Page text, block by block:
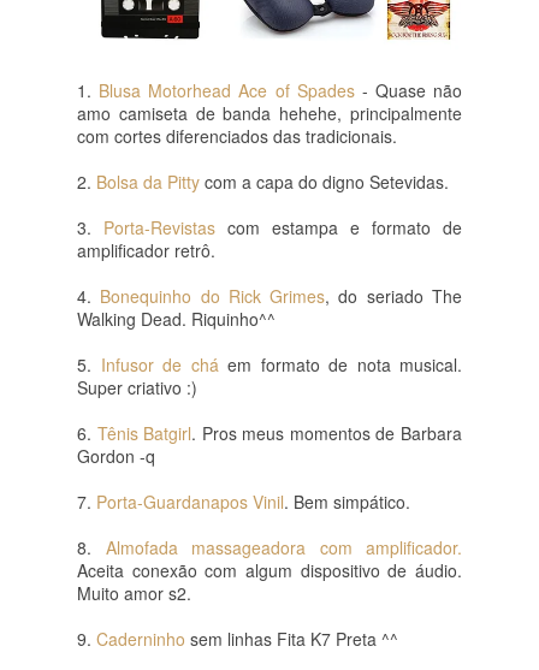
1. Blusa Motorhead Ace of Spades - Quase não
amo camiseta de banda hehehe, principalmente
com cortes diferenciados das tradicionais.
2. Bolsa da Pitty com a capa do digno Setevidas.
3. Porta-Revistas com estampa e formato de
amplificador retrô.
4. Bonequinho do Rick Grimes, do seriado The
Walking Dead. Riquinho^^
5. Infusor de chá em formato de nota musical.
Super criativo :)
6. Tênis Batgirl. Pros meus momentos de Barbara
Gordon -q
7. Porta-Guardanapos Vinil. Bem simpático.
8.
Aceita conexão com algum dispositivo de áudio.
Muito amor s2.
9. Caderninho sem linhas Fita K7 Preta ^^